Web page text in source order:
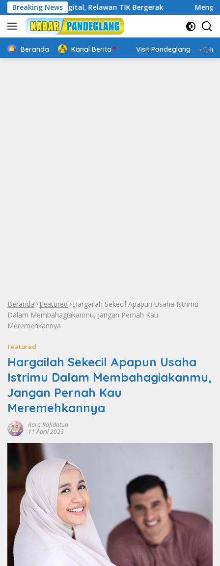
Langsung
ke
konten
Breaking News
Digital, Relawan TIK Bergerak Mengenal Website
Beranda Kanal Berita Visit Pandeglang
Beranda »Featured »Hargailah Sekecil Apapun Usaha Istrimu
Dalam Membahagiakanmu, Jangan Pernah Kau
Meremehkannya
Featured
Hargailah Sekecil Apapun Usaha
Istrimu Dalam Membahagiakanmu,
Jangan Pernah Kau
Meremehkannya
Rara Rafidatun
11 April 2023